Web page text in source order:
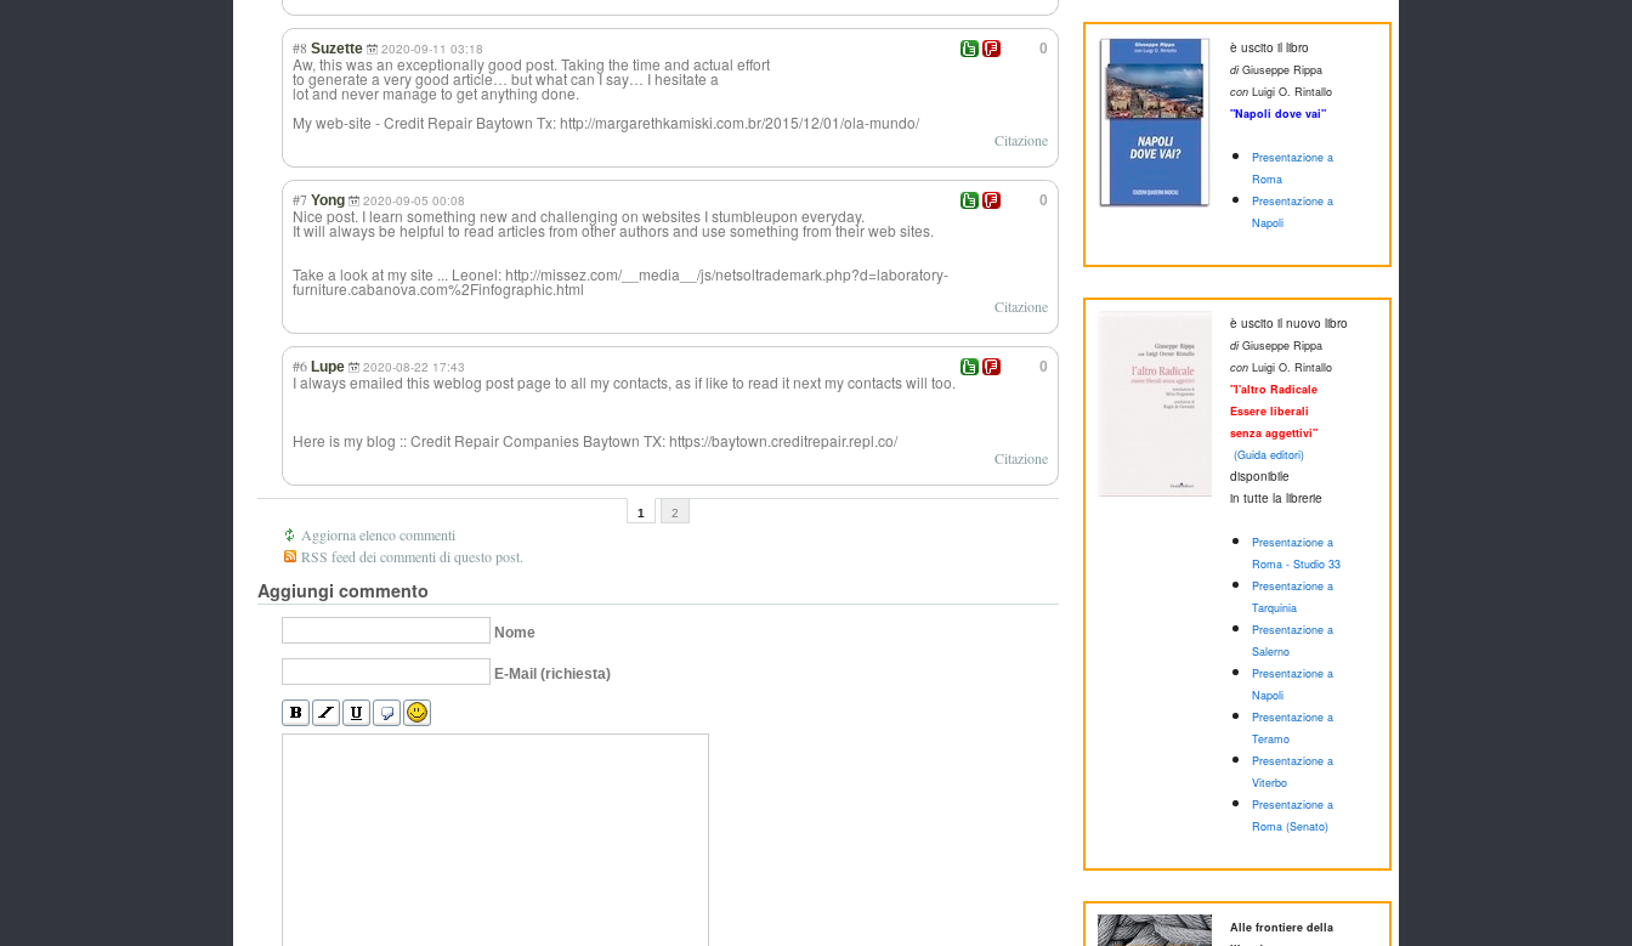
0
#8 Suzette 2020-09-11 03:18
Aw, this was an exceptionally good post. Taking the time and actual effort
to generate a very good article… but what can I say… I hesitate a
lot and never manage to get anything done.
My web-site - Credit Repair Baytown Tx: http://margarethkamiski.com.br/2015/12/01/ola-mundo/
Citazione
0
#7 Yong 2020-09-05 00:08
Nice post. I learn something new and challenging on websites I stumbleupon everyday.
It will always be helpful to read articles from other authors and use something from their web sites.
Take a look at my site ... Leonel: http://missez.com/__media__/js/netsoltrademark.php?d=laboratory-
furniture.cabanova.com%2Finfographic.html
Citazione
0
#6 Lupe 2020-08-22 17:43
I always emailed this weblog post page to all my contacts, as if like to read it next my contacts will too.
Here is my blog :: Credit Repair Companies Baytown TX: https://baytown.creditrepair.repl.co/
Citazione
1 2
Aggiorna elenco commenti
RSS feed dei commenti di questo post.
Aggiungi commento
Nome
E-Mail (richiesta)
è uscito il libro
diGiuseppe Rippa
con Luigi O. Rintallo
"Napoli dove vai"
Presentazione a
Roma
Presentazione a
Napoli
è uscito il nuovo libro
diGiuseppe Rippa
con Luigi O. Rintallo
"l'altro Radicale
Essere liberali
senza aggettivi"
(Guida editori)
disponibile
in tutte la librerie
Presentazione a
Roma - Studio 33
Presentazione a
Tarquinia
Presentazione a
Salerno
Presentazione a
Napoli
Presentazione a
Teramo
Presentazione a
Viterbo
Presentazione a
Roma (Senato)
Alle frontiere della